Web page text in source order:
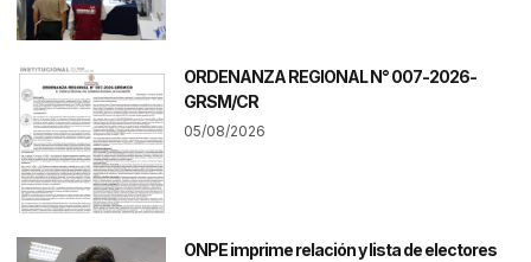
ORDENANZA REGIONAL N° 007-2026-
GRSM/CR
05/08/2026
ONPE imprime relación y lista de electores